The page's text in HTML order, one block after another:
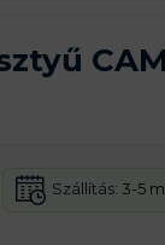
Szállítás: 3-5